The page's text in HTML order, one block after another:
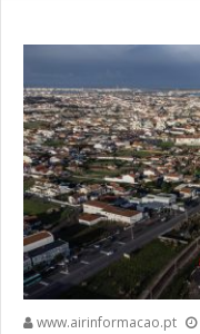
www.airinformacao.pt